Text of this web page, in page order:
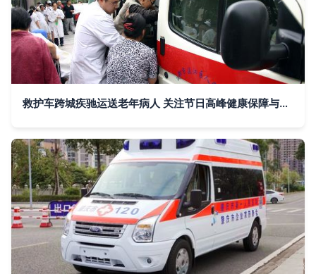
救护车跨城疾驰运送老年病人 关注节日高峰健康保障与医疗资源紧张 | 新闻中心·新浪网力荐